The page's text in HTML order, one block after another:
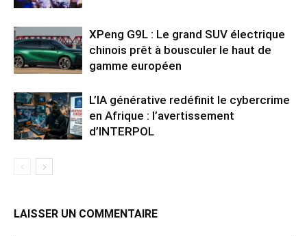
XPeng G9L : Le grand SUV électrique
chinois prêt à bousculer le haut de
gamme européen
L’IA générative redéfinit le cybercrime
en Afrique : l’avertissement
d’INTERPOL
LAISSER UN COMMENTAIRE